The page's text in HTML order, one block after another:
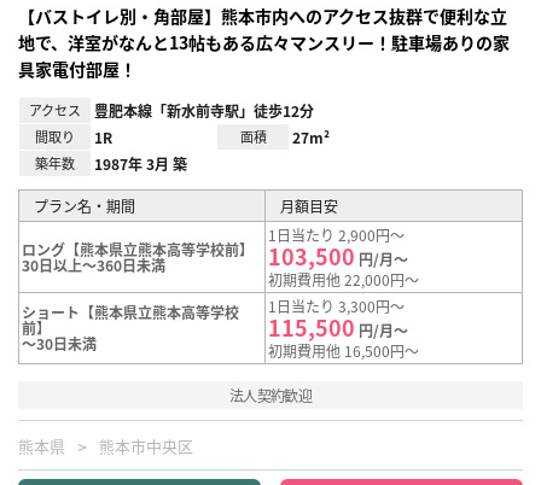
【バストイレ別・角部屋】熊本市内へのアクセス抜群で便利な立
地で、洋室がなんと13帖もある広々マンスリー！駐車場ありの家
具家電付部屋！
アクセス 豊肥本線「新水前寺駅」徒歩12分
間取り 1R 面積 27m²
築年数 1987年 3月 築
プラン名・期間 月額目安
ロング【熊本県立熊本高等学校前】
30日以上～360日未満
1日当たり 2,900円～
103,500 円/月～
初期費用他 22,000円～
ショート【熊本県立熊本高等学校
前】
～30日未満
1日当たり 3,300円～
115,500 円/月～
初期費用他 16,500円～
法人契約歓迎
熊本県 熊本市中央区